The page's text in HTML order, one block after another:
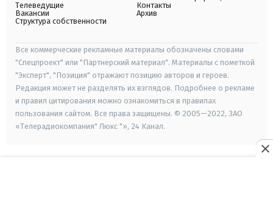
Телеведущие
Вакансии
Структура собственности
Контакты
Архив
Все коммерческие рекламные материалы обозначены словами
"Спецпроект" или "Партнерский материал". Материалы с пометкой
"Эксперт", "Позиция" отражают позицию авторов и героев.
Редакция может не разделять их взглядов. Подробнее о рекламе
и правил цитирования можно ознакомиться в правилах
пользования сайтом. Все права защищены. © 2005—2022, ЗАО
«Телерадиокомпания" Люкс "», 24 Канал.